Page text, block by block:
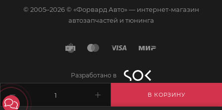
В КОРЗИНУ
© 2005–2026 © «Форвард Авто» — интернет-магазин
автозапчастей и тюнинга
Разработано в